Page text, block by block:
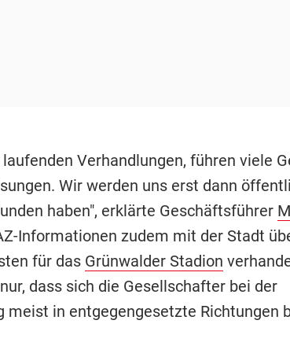
Verhandlungen, führen viele
Wir werden uns erst dann
haben", erklärte Geschäftsführer
Informationen zudem mit der Stadt
für das Grünwalder Stadion
dass sich die Gesellschafter bei der
meist in entgegengesetzte Richtungen